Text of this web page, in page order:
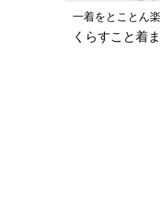
一着をとことん
くらすこと着